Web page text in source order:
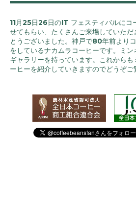
11月25日26日のIT フェスティバルにコ
せてもらい、たくさんご来場していた
とうございました。神戸で80年前より
をしているナカムラコーヒーです。
ギャラリーを持っています。これから
ーヒーを紹介していきますのでどうぞご